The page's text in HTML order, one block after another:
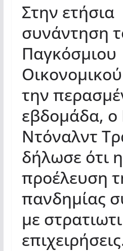
Στην ετήσια
συνάντηση
Παγκόσμιου
την
εβδομάδα, ο
Ντόναλντ
δήλωσε ότι η
προέλευση
πανδημίας
με